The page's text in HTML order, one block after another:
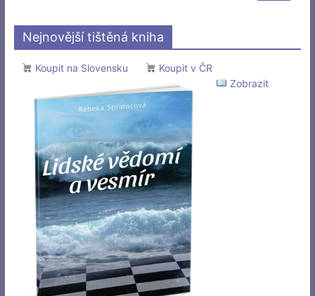
Nejnovější tištěná kniha
Koupit na Slovensku
Koupit v ČR
Zobrazit